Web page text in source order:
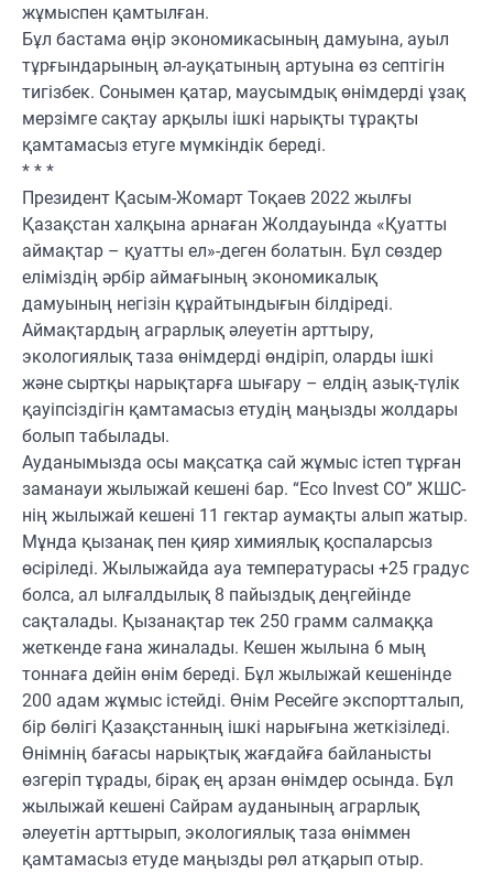
жұмыспен қамтылған.
Бұл бастама өңір экономикасының дамуына, ауыл
тұрғындарының әл-ауқатының артуына өз септігін
тигізбек. Сонымен қатар, маусымдық өнімдерді ұзақ
мерзімге сақтау арқылы ішкі нарықты тұрақты
қамтамасыз етуге мүмкіндік береді.
* * *
Президент Қасым-Жомарт Тоқаев 2022 жылғы
Қазақстан халқына арнаған Жолдауында «Қуатты
аймақтар – қуатты ел»-деген болатын. Бұл сөздер
еліміздің әрбір аймағының экономикалық
дамуының негізін құрайтындығын білдіреді.
Аймақтардың аграрлық әлеуетін арттыру,
экологиялық таза өнімдерді өндіріп, оларды ішкі
және сыртқы нарықтарға шығару – елдің азық-түлік
қауіпсіздігін қамтамасыз етудің маңызды жолдары
болып табылады.
Ауданымызда осы мақсатқа сай жұмыс істеп тұрған
заманауи жылыжай кешені бар. “Eco Invest CO” ЖШС-
нің жылыжай кешені 11 гектар аумақты алып жатыр.
Мұнда қызанақ пен қияр химиялық қоспаларсыз
өсіріледі. Жылыжайда ауа температурасы +25 градус
болса, ал ылғалдылық 8 пайыздық деңгейінде
сақталады. Қызанақтар тек 250 грамм салмаққа
жеткенде ғана жиналады. Кешен жылына 6 мың
тоннаға дейін өнім береді. Бұл жылыжай кешенінде
200 адам жұмыс істейді. Өнім Ресейге экспортталып,
бір бөлігі Қазақстанның ішкі нарығына жеткізіледі.
Өнімнің бағасы нарықтық жағдайға байланысты
өзгеріп тұрады, бірақ ең арзан өнімдер осында. Бұл
жылыжай кешені Сайрам ауданының аграрлық
әлеуетін арттырып, экологиялық таза өніммен
қамтамасыз етуде маңызды рөл атқарып отыр.